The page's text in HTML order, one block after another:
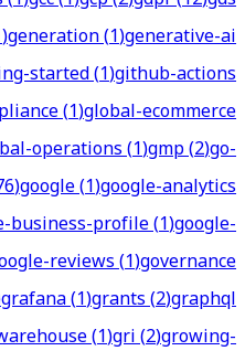
)generation(1)generative-ai
started(1)github-actions
(1)global-ecommerce
operations(1)gmp(2)go-
)google(1)google-analytics
business-profile(1)google-
reviews(1)governance
grafana(1)grants(2)graphql
(1)gri(2)growing-